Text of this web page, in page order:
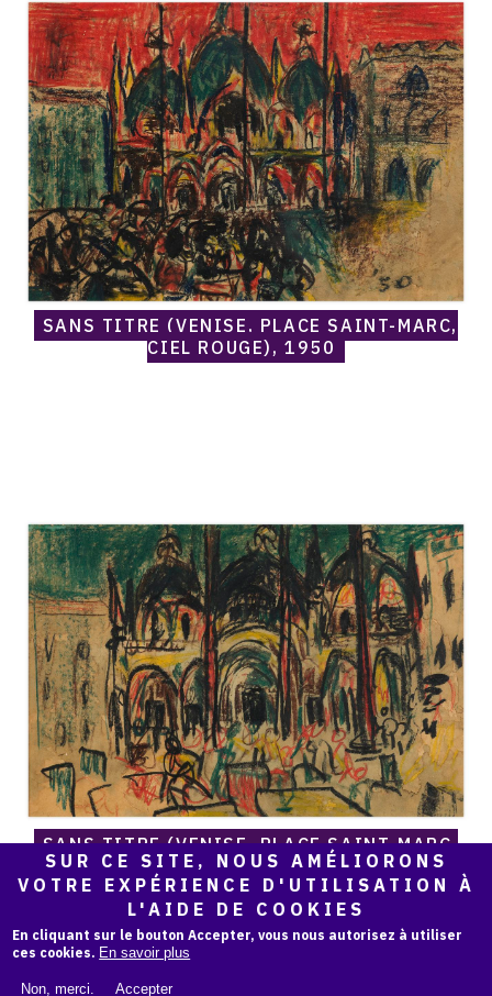
Embry,
Sans
titre
(Venise,
Place
Saint-
Marc,
ciel
rouge),
1950
SANS TITRE (VENISE, PLACE SAINT-MARC,
CIEL ROUGE), 1950
Embry,
Sans
titre
(Venise,
Place
Saint-
Marc,
ciel
vert),
1950
SANS TITRE (VENISE, PLACE SAINT-MARC,
CIEL VERT), 1950
SUR CE SITE, NOUS AMÉLIORONS
VOTRE EXPÉRIENCE D'UTILISATION À
L'AIDE DE COOKIES
En cliquant sur le bouton Accepter, vous nous autorisez à utiliser
ces cookies. En savoir plus
Non, merci. Accepter